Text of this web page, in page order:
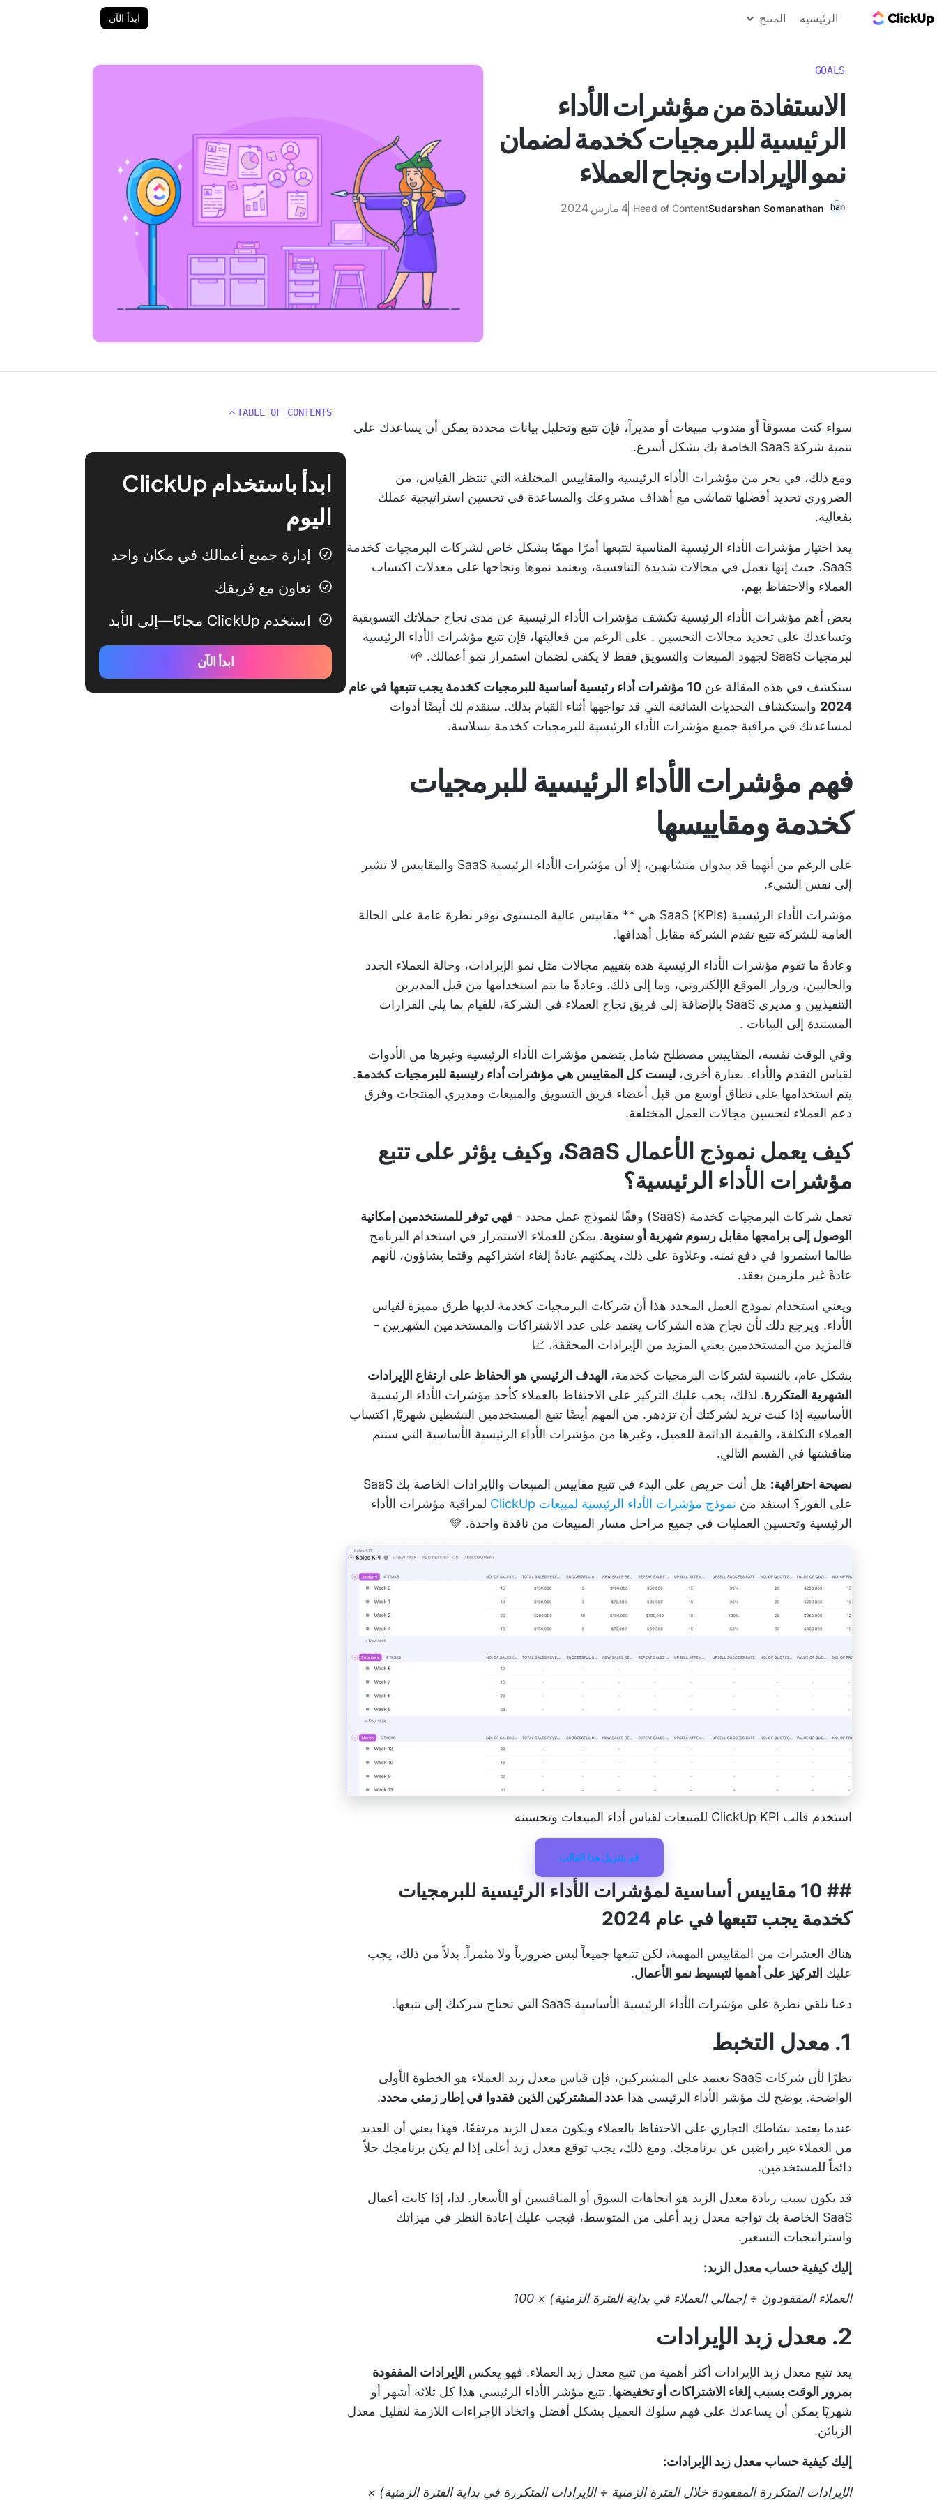
الرئيسية المنتج ابدأ الآن
GOALS
الاستفادة من مؤشرات الأداء
الرئيسية للبرمجيات كخدمة لضمان
نمو الإيرادات ونجاح العملاء
Sudarshan Somanathan
Head of Content 4 مارس 2024
سواء كنت مسوقاً أو مندوب مبيعات أو مديراً، فإن تتبع وتحليل بيانات محددة يمكن أن يساعدك على
تنمية شركة SaaS الخاصة بك بشكل أسرع.
ومع ذلك، في بحر من مؤشرات الأداء الرئيسية والمقاييس المختلفة التي تنتظر القياس، من
الضروري تحديد أفضلها تتماشى مع أهداف مشروعك والمساعدة في تحسين استراتيجية عملك
بفعالية.
يعد اختيار مؤشرات الأداء الرئيسية المناسبة لتتبعها أمرًا مهمًا بشكل خاص لشركات البرمجيات كخدمة
SaaS، حيث إنها تعمل في مجالات شديدة التنافسية، ويعتمد نموها ونجاحها على معدلات اكتساب
العملاء والاحتفاظ بهم.
بعض أهم مؤشرات الأداء الرئيسية تكشف مؤشرات الأداء الرئيسية عن مدى نجاح حملاتك التسويقية
وتساعدك على تحديد مجالات التحسين . على الرغم من فعاليتها، فإن تتبع مؤشرات الأداء الرئيسية
لبرمجيات SaaS لجهود المبيعات والتسويق فقط لا يكفي لضمان استمرار نمو أعمالك. 🌱
سنكشف في هذه المقالة عن
10 مؤشرات أداء رئيسية أساسية للبرمجيات كخدمة يجب تتبعها في عام
2024 واستكشاف التحديات الشائعة التي قد تواجهها أثناء القيام بذلك. سنقدم لك أيضًا أدوات
لمساعدتك في مراقبة جميع مؤشرات الأداء الرئيسية للبرمجيات كخدمة بسلاسة.
فهم مؤشرات الأداء الرئيسية للبرمجيات
كخدمة ومقاييسها
على الرغم من أنهما قد يبدوان متشابهين، إلا أن مؤشرات الأداء الرئيسية SaaS والمقاييس لا تشير
إلى نفس الشيء.
مؤشرات الأداء الرئيسية SaaS (KPIs) هي ** مقاييس عالية المستوى توفر نظرة عامة على الحالة
العامة للشركة تتبع تقدم الشركة مقابل أهدافها.
وعادةً ما تقوم مؤشرات الأداء الرئيسية هذه بتقييم مجالات مثل نمو الإيرادات، وحالة العملاء الجدد
والحاليين، وزوار الموقع الإلكتروني، وما إلى ذلك. وعادةً ما يتم استخدامها من قبل المديرين
التنفيذيين و مديري SaaS بالإضافة إلى فريق نجاح العملاء في الشركة، للقيام بما يلي القرارات
المستندة إلى البيانات .
وفي الوقت نفسه، المقاييس مصطلح شامل يتضمن مؤشرات الأداء الرئيسية وغيرها من الأدوات
لقياس التقدم والأداء. بعبارة أخرى، ليست كل المقاييس هي مؤشرات أداء رئيسية للبرمجيات كخدمة.
يتم استخدامها على نطاق أوسع من قبل أعضاء فريق التسويق والمبيعات ومديري المنتجات وفرق
دعم العملاء لتحسين مجالات العمل المختلفة.
كيف يعمل نموذج الأعمال SaaS، وكيف يؤثر على تتبع
مؤشرات الأداء الرئيسية؟
تعمل شركات البرمجيات كخدمة (SaaS) وفقًا لنموذج عمل محدد -
فهي توفر للمستخدمين إمكانية
الوصول إلى برامجها مقابل رسوم شهرية أو سنوية. يمكن للعملاء الاستمرار في استخدام البرنامج
طالما استمروا في دفع ثمنه. وعلاوة على ذلك، يمكنهم عادةً إلغاء اشتراكهم وقتما يشاؤون، لأنهم
عادةً غير ملزمين بعقد.
ويعني استخدام نموذج العمل المحدد هذا أن شركات البرمجيات كخدمة لديها طرق مميزة لقياس
الأداء. ويرجع ذلك لأن نجاح هذه الشركات يعتمد على عدد الاشتراكات والمستخدمين الشهريين -
فالمزيد من المستخدمين يعني المزيد من الإيرادات المحققة. 📈
بشكل عام، بالنسبة لشركات البرمجيات كخدمة، الهدف الرئيسي هو الحفاظ على ارتفاع الإيرادات
الشهرية المتكررة. لذلك، يجب عليك التركيز على الاحتفاظ بالعملاء كأحد مؤشرات الأداء الرئيسية
الأساسية إذا كنت تريد لشركتك أن تزدهر. من المهم أيضًا تتبع المستخدمين النشطين شهريًا, اكتساب
العملاء التكلفة، والقيمة الدائمة للعميل، وغيرها من مؤشرات الأداء الرئيسية الأساسية التي ستتم
مناقشتها في القسم التالي.
نصيحة احترافية:
هل أنت حريص على البدء في تتبع مقاييس المبيعات والإيرادات الخاصة بك SaaS
على الفور؟ استفد من نموذج مؤشرات الأداء الرئيسية لمبيعات ClickUp
لمراقبة مؤشرات الأداء
الرئيسية وتحسين العمليات في جميع مراحل مسار المبيعات من نافذة واحدة. 💚
استخدم قالب ClickUp KPI للمبيعات لقياس أداء المبيعات وتحسينه
قم بتنزيل هذا القالب
## 10 مقاييس أساسية لمؤشرات الأداء الرئيسية للبرمجيات
كخدمة يجب تتبعها في عام 2024
هناك العشرات من المقاييس المهمة، لكن تتبعها جميعاً ليس ضرورياً ولا مثمراً. بدلاً من ذلك، يجب
عليك التركيز على أهمها لتبسيط نمو الأعمال.
دعنا نلقي نظرة على مؤشرات الأداء الرئيسية الأساسية SaaS التي تحتاج شركتك إلى تتبعها.
1. معدل التخبط
نظرًا لأن شركات SaaS تعتمد على المشتركين، فإن قياس معدل زبد العملاء هو الخطوة الأولى
الواضحة. يوضح لك مؤشر الأداء الرئيسي هذا عدد المشتركين الذين فقدوا في إطار زمني محدد.
عندما يعتمد نشاطك التجاري على الاحتفاظ بالعملاء ويكون معدل الزبد مرتفعًا، فهذا يعني أن العديد
من العملاء غير راضين عن برنامجك. ومع ذلك، يجب توقع معدل زبد أعلى إذا لم يكن برنامجك حلاً
دائماً للمستخدمين.
قد يكون سبب زيادة معدل الزبد هو اتجاهات السوق أو المنافسين أو الأسعار. لذا، إذا كانت أعمال
SaaS الخاصة بك تواجه معدل زبد أعلى من المتوسط، فيجب عليك إعادة النظر في ميزاتك
واستراتيجيات التسعير.
إليك كيفية حساب معدل الزبد:
العملاء المفقودون ÷ إجمالي العملاء في بداية الفترة الزمنية) × 100
2. معدل زبد الإيرادات
يعد تتبع معدل زبد الإيرادات أكثر أهمية من تتبع معدل زبد العملاء. فهو يعكس الإيرادات المفقودة
بمرور الوقت بسبب إلغاء الاشتراكات أو تخفيضها. تتبع مؤشر الأداء الرئيسي هذا كل ثلاثة أشهر أو
شهريًا يمكن أن يساعدك على فهم سلوك العميل بشكل أفضل واتخاذ الإجراءات اللازمة لتقليل معدل
الزبائن.
إليك كيفية حساب معدل زبد الإيرادات:
الإيرادات المتكررة المفقودة خلال الفترة الزمنية ÷ الإيرادات المتكررة في بداية الفترة الزمنية) ×
TABLE OF CONTENTS
ابدأ باستخدام ClickUp
اليوم
إدارة جميع أعمالك في مكان واحد
تعاون مع فريقك
استخدم ClickUp مجانًا—إلى الأبد
ابدأ الآن